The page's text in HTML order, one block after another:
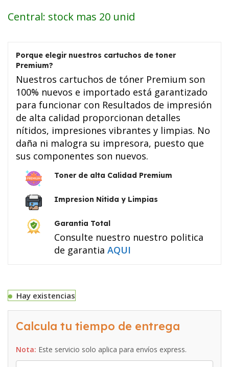
Central: stock mas 20 unid
Porque elegir nuestros cartuchos de toner
Premium?
Nuestros cartuchos de tóner Premium son
100% nuevos e importado está garantizado
para funcionar con Resultados de impresión
de alta calidad proporcionan detalles
nítidos, impresiones vibrantes y limpias. No
daña ni malogra su impresora, puesto que
sus componentes son nuevos.
Toner de alta Calidad Premium
Impresion Nitida y Limpias
Garantia Total
Consulte nuestro nuestro politica
de garantia AQUI
Hay existencias
Calcula tu tiempo de entrega
Nota: Este servicio solo aplica para envíos express.